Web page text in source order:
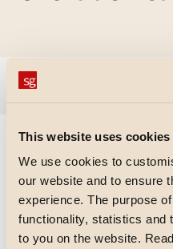
This website uses cookies
We use cookies to
our website and to ensure
experience. The purpose
functionality, statistics and
to you on the website.
Ruudukon koko